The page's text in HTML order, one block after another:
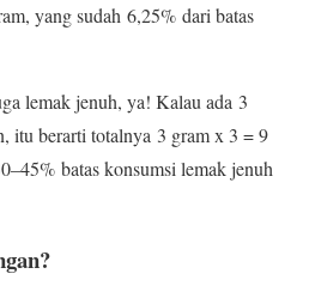
yang sudah 6,25% dari batas
lemak jenuh, ya! Kalau ada 3
itu berarti totalnya 3 gram x 3 = 9
batas konsumsi lemak jenuh